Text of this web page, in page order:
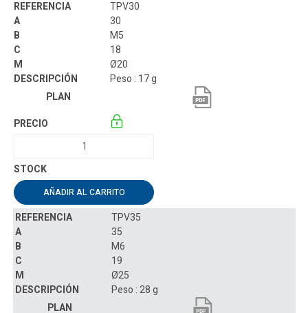
TPV30
30
M5
18
Ø20
Peso : 17 g
AÑADIR AL CARRITO
TPV35
35
M6
19
Ø25
Peso : 28 g